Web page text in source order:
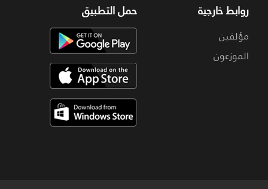
روابط خارجية
مؤلفين
الموزعون
حمل التطبيق